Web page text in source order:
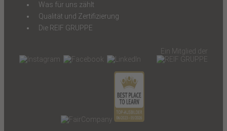
Was für uns zählt
Qualität und Zertifizierung
Die REIF GRUPPE
Ein Mitglied der